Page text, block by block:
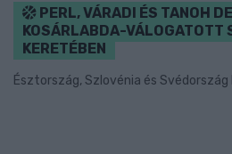
PERL, VÁRADI ÉS TANOH
KOSÁRLABDA-VÁLOGATOTT
KERETÉBEN
Észtország, Szlovénia és